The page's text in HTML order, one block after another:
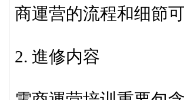
商運营的流程和细節
2. 進修内容